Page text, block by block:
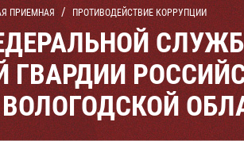
ПРИЕМНАЯ ПРОТИВОДЕЙСТВИЕ КОРРУПЦИИ
ГВАРДИИ